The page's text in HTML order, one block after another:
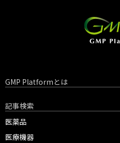
GMP Platformとは
記事検索
医薬品
医療機器